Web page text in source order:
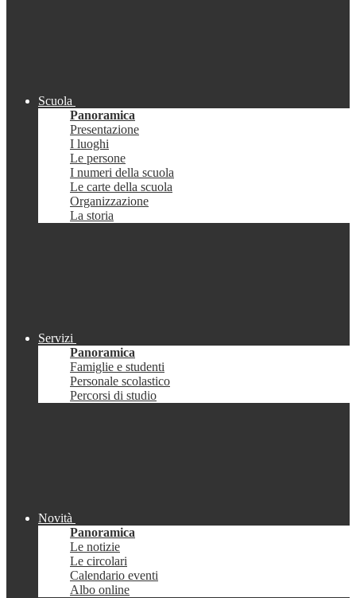
Scuola
Panoramica
Presentazione
I luoghi
Le persone
I numeri della scuola
Le carte della scuola
Organizzazione
La storia
Servizi
Panoramica
Famiglie e studenti
Personale scolastico
Percorsi di studio
Novità
Panoramica
Le notizie
Le circolari
Calendario eventi
Albo online